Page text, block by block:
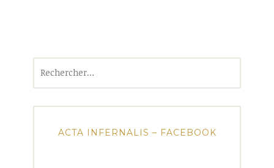
ACTA INFERNALIS – FACEBOOK